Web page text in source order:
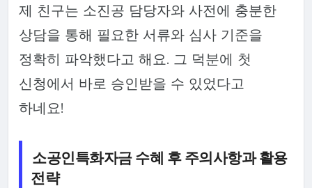
제 친구는 소진공 담당자와 사전에 충분한
상담을 통해 필요한 서류와 심사 기준을
정확히 파악했다고 해요. 그 덕분에 첫
신청에서 바로 승인받을 수 있었다고
하네요!
소공인특화자금 수혜 후 주의사항과 활용
전략